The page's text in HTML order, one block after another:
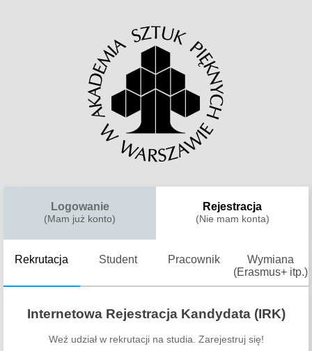
Logowanie
(Mam już konto)
Rejestracja
(Nie mam konta)
Rekrutacja Student Pracownik
Wymiana
(Erasmus+ itp.)
Internetowa Rejestracja Kandydata (IRK)
Weź udział w rekrutacji na studia. Zarejestruj się!